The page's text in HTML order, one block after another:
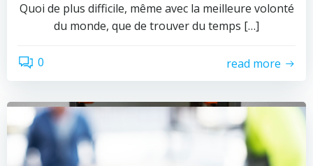
Quoi de plus difficile, même avec la meilleure volonté
du monde, que de trouver du temps […]
0 read more